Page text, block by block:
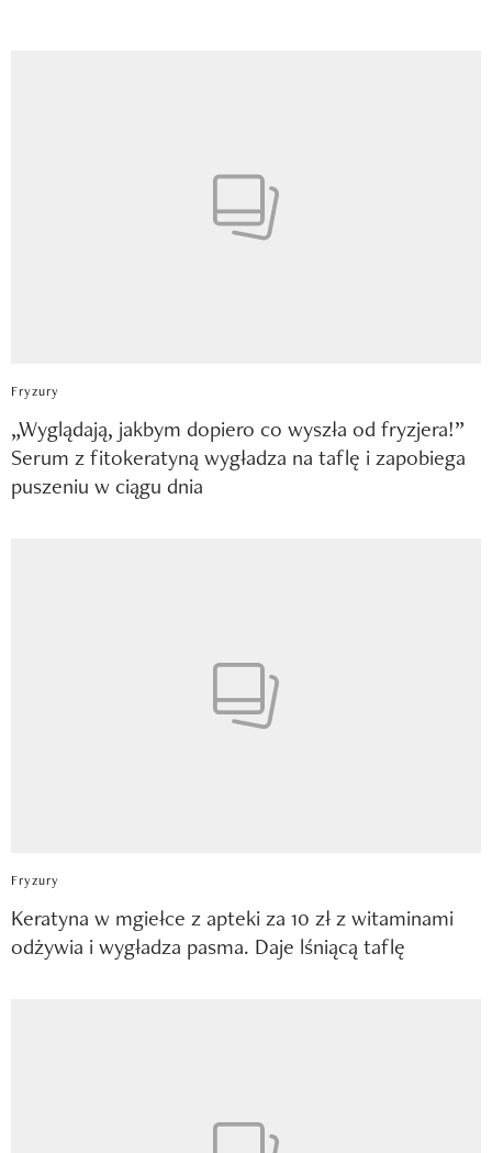
Fryzury
„Wyglądają, jakbym dopiero co wyszła od fryzjera!”
Serum z fitokeratyną wygładza na taflę i zapobiega
puszeniu w ciągu dnia
Fryzury
Keratyna w mgiełce z apteki za 10 zł z witaminami
odżywia i wygładza pasma. Daje lśniącą taflę